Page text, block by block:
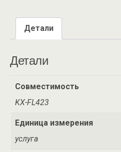
Детали
Детали
Совместимость
KX-FL423
Единица измерения
услуга